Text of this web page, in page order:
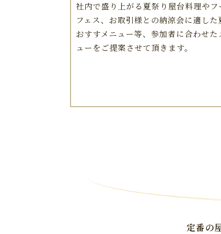
社内で盛り上がる夏祭り屋台料理やフ
フェス、お取引様との納涼会に適した
おすすメニュー等、参加者に合わせた
ューをご提案させて頂きます。
定番の